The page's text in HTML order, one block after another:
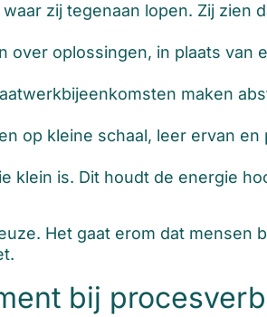
zij tegenaan lopen. Zij zien
over oplossingen, in plaats van
maken
op kleine schaal, leer ervan en
klein is. Dit houdt de energie
Het gaat erom dat mensen
bij